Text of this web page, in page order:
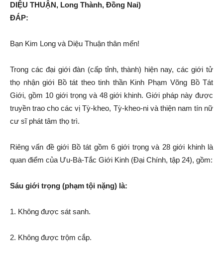
DIỆU THUẬN, Long Thành, Đồng Nai)
ĐÁP:
Bạn Kim Long và Diệu Thuận thân mến!
Trong các đại giới đàn (cấp tỉnh, thành) hiện nay, các giới tử
thọ nhận giới Bồ tát theo tinh thần Kinh Phạm Võng Bồ Tát
Giới, gồm 10 giới trọng và 48 giới khinh. Giới pháp này được
truyền trao cho các vị Tỳ-kheo, Tỳ-kheo-ni và thiện nam tín nữ
cư sĩ phát tâm thọ trì.
Riêng vấn đề giới Bồ tát gồm 6 giới trọng và 28 giới khinh là
quan điểm của Ưu-Bà-Tắc Giới Kinh (Đại Chính, tập 24), gồm:
Sáu giới trọng (phạm tội nặng) là:
1. Không được sát sanh.
2. Không được trộm cắp.